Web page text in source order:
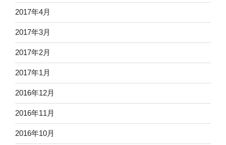
2017年4月
2017年3月
2017年2月
2017年1月
2016年12月
2016年11月
2016年10月